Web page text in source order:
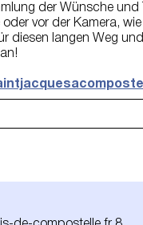
der Wünsche und
vor der Kamera,
diesen langen Weg